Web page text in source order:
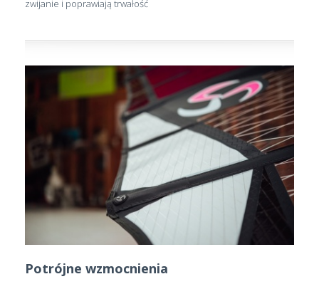
zwijanie i poprawiają trwałość
Potrójne wzmocnienia